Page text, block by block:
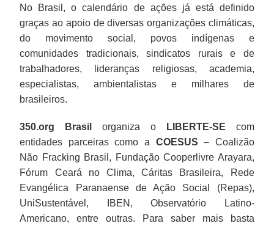
No Brasil, o calendário de ações já está definido
graças ao apoio de diversas organizações climáticas,
do movimento social, povos indígenas e
comunidades tradicionais, sindicatos rurais e de
trabalhadores, lideranças religiosas, academia,
especialistas, ambientalistas e milhares de
brasileiros.
350.org Brasil organiza o LIBERTE-SE com
entidades parceiras como a COESUS – Coalizão
Não Fracking Brasil, Fundação Cooperlivre Arayara,
Fórum Ceará no Clima, Cáritas Brasileira, Rede
Evangélica Paranaense de Ação Social (Repas),
UniSustentável, IBEN, Observatório Latino-
Americano, entre outras. Para saber mais basta